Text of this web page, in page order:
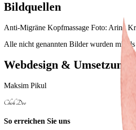
Bildquellen
Anti-Migräne Kopfmassage Foto: Arina
Alle nicht genannten Bilder wurden
Webdesign & Umsetzung
Maksim Pikul
Chok Dee
So erreichen Sie uns